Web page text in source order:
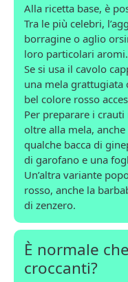
Alla ricetta base, è
Tra le più celebri,
borragine o aglio
loro particolari aromi.
Se si usa il cavolo
una mela grattugiata
bel colore rosso
Per preparare i
oltre alla mela,
qualche bacca di
di garofano e una
Un’altra variante
rosso, anche la
di zenzero.
È normale
croccanti?